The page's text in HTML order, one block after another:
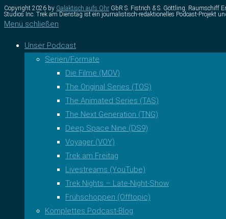
Copyright 2026 by Galaktisch aufs Ohr GbR S. Fistrich & S. Göttling. Raumschiff
Studios Inc. Trek am Dienstag ist ein journalistisch-redaktionelles Podcast-Projekt
Menü schließen
Unser Podcast
Serien/Formate
Die Filme (MOV)
The Original Series (TOS)
The Animated Series (TAS)
The Next Generation (TNG)
Deep Space Nine (DS9)
Voyager (VOY)
Trek am Freitag
Livestreams (YouTube)
Trek Nights – Late-Night-Show
Frühschoppen (Offtopic)
Komplettes Podcast-Blog